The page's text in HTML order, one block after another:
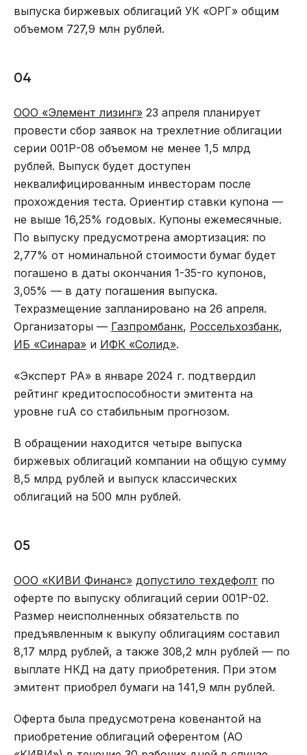
выпуска биржевых облигаций УК «ОРГ» общим
объемом 727,9 млн рублей.
04
ООО «Элемент лизинг» 23 апреля планирует
провести сбор заявок на трехлетние облигации
серии 001Р-08 объемом не менее 1,5 млрд
рублей. Выпуск будет доступен
неквалифицированным инвесторам после
прохождения теста. Ориентир ставки купона —
не выше 16,25% годовых. Купоны ежемесячные.
По выпуску предусмотрена амортизация: по
2,77% от номинальной стоимости бумаг будет
погашено в даты окончания 1-35-го купонов,
3,05% — в дату погашения выпуска.
Техразмещение запланировано на 26 апреля.
Организаторы — Газпромбанк, Россельхозбанк,
ИБ «Синара» и ИФК «Солид».
«Эксперт РА» в январе 2024 г. подтвердил
рейтинг кредитоспособности эмитента на
уровне ruА со стабильным прогнозом.
В обращении находится четыре выпуска
биржевых облигаций компании на общую сумму
8,5 млрд рублей и выпуск классических
облигаций на 500 млн рублей.
05
ООО «КИВИ Финанс» допустило техдефолт по
оферте по выпуску облигаций серии 001Р-02.
Размер неисполненных обязательств по
предъявленным к выкупу облигациям составил
8,17 млрд рублей, а также 308,2 млн рублей — по
выплате НКД на дату приобретения. При этом
эмитент приобрел бумаги на 141,9 млн рублей.
Оферта была предусмотрена ковенантой на
приобретение облигаций оферентом (АО